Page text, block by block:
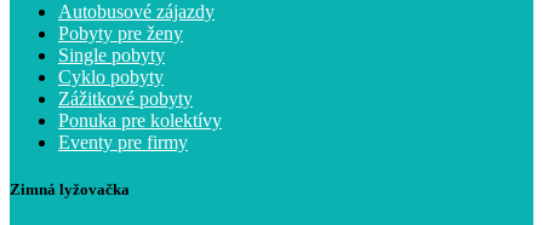
Autobusové zájazdy
Pobyty pre ženy
Single pobyty
Cyklo pobyty
Zážitkové pobyty
Ponuka pre kolektívy
Eventy pre firmy
Zimná lyžovačka